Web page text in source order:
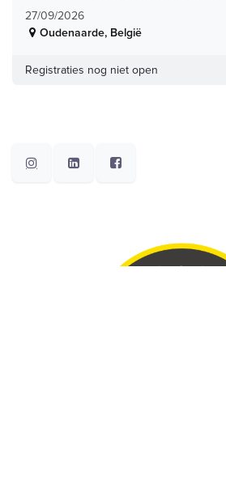
27/09/2026
Oudenaarde, België
Registraties nog niet open